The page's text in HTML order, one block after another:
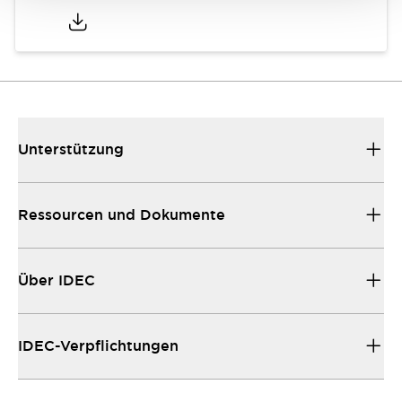
Unterstützung
Ressourcen und Dokumente
Über IDEC
IDEC-Verpflichtungen